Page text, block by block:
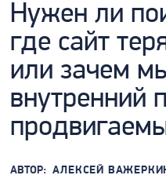
Нужен ли
где сайт
или зачем
внутренний
АВТОР: АЛЕКСЕЙ